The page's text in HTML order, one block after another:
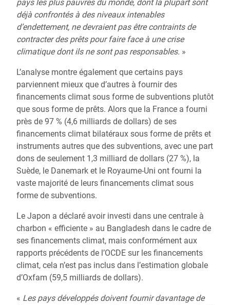
pays les plus pauvres du monde, dont la plupart sont
déjà confrontés à des niveaux intenables
d’endettement, ne devraient pas être contraints de
contracter des prêts pour faire face à une crise
climatique dont ils ne sont pas responsables. »
L’analyse montre également que certains pays
parviennent mieux que d’autres à fournir des
financements climat sous forme de subventions plutôt
que sous forme de prêts. Alors que la France a fourni
près de 97 % (4,6 milliards de dollars) de ses
financements climat bilatéraux sous forme de prêts et
instruments autres que des subventions, avec une part
dons de seulement 1,3 milliard de dollars (27 %), la
Suède, le Danemark et le Royaume-Uni ont fourni la
vaste majorité de leurs financements climat sous
forme de subventions.
Le Japon a déclaré avoir investi dans une centrale à
charbon « efficiente » au Bangladesh dans le cadre de
ses financements climat, mais conformément aux
rapports précédents de l’OCDE sur les financements
climat, cela n’est pas inclus dans l’estimation globale
d’Oxfam (59,5 milliards de dollars).
« Les pays développés doivent fournir davantage de